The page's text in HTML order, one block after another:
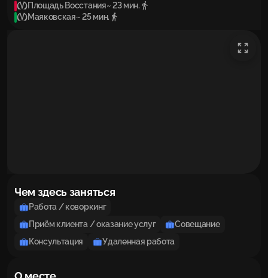
Площадь Восстания~ 23 мин.
Маяковская~ 25 мин.
Чем здесь заняться
Работа / коворкинг
Приём клиента / оказание услуг
Совещание
Консультация
Удаленная работа